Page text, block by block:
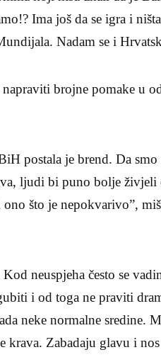
Ima još da se igra i
Nadam se i
brojne pomake u
postala je brend. Da
ljudi bi puno bolje
što je nepokvarivo”,
neuspjeha često se
i od toga ne praviti
neke normalne sredine.
krava. Zabadaju glavu i